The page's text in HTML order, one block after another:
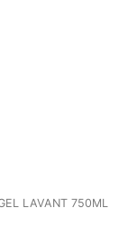
LAVANT 750ML